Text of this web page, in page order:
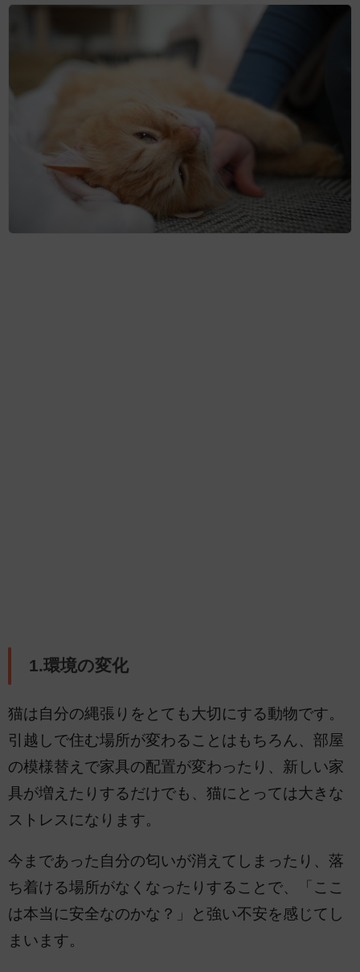
1.環境の変化
猫は自分の縄張りをとても大切にする動物です。
引越しで住む場所が変わることはもちろん、部屋
の模様替えで家具の配置が変わったり、新しい家
具が増えたりするだけでも、猫にとっては大きな
ストレスになります。
今まであった自分の匂いが消えてしまったり、落
ち着ける場所がなくなったりすることで、「ここ
は本当に安全なのかな？」と強い不安を感じてし
まいます。